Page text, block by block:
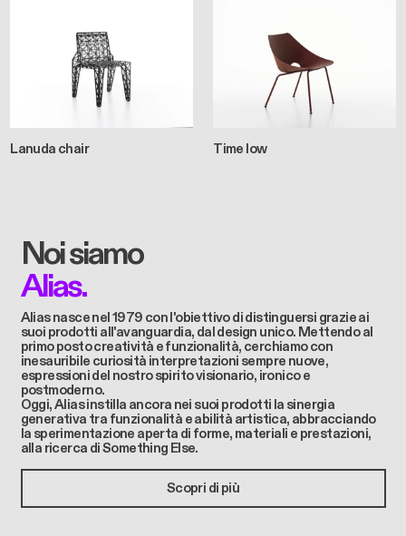
Lanuda chair Time low
Noi siamo
Alias.
Alias ​​nasce nel 1979 con l'obiettivo di distinguersi grazie ai
suoi prodotti all'avanguardia, dal design unico. Mettendo al
primo posto creatività e funzionalità, cerchiamo con
inesauribile curiosità interpretazioni sempre nuove,
espressioni del nostro spirito visionario, ironico e
postmoderno.
Oggi, Alias instilla ancora nei suoi prodotti la sinergia
generativa tra funzionalità e abilità artistica, abbracciando
la sperimentazione aperta di forme, materiali e prestazioni,
alla ricerca di Something Else.
Scopri di più